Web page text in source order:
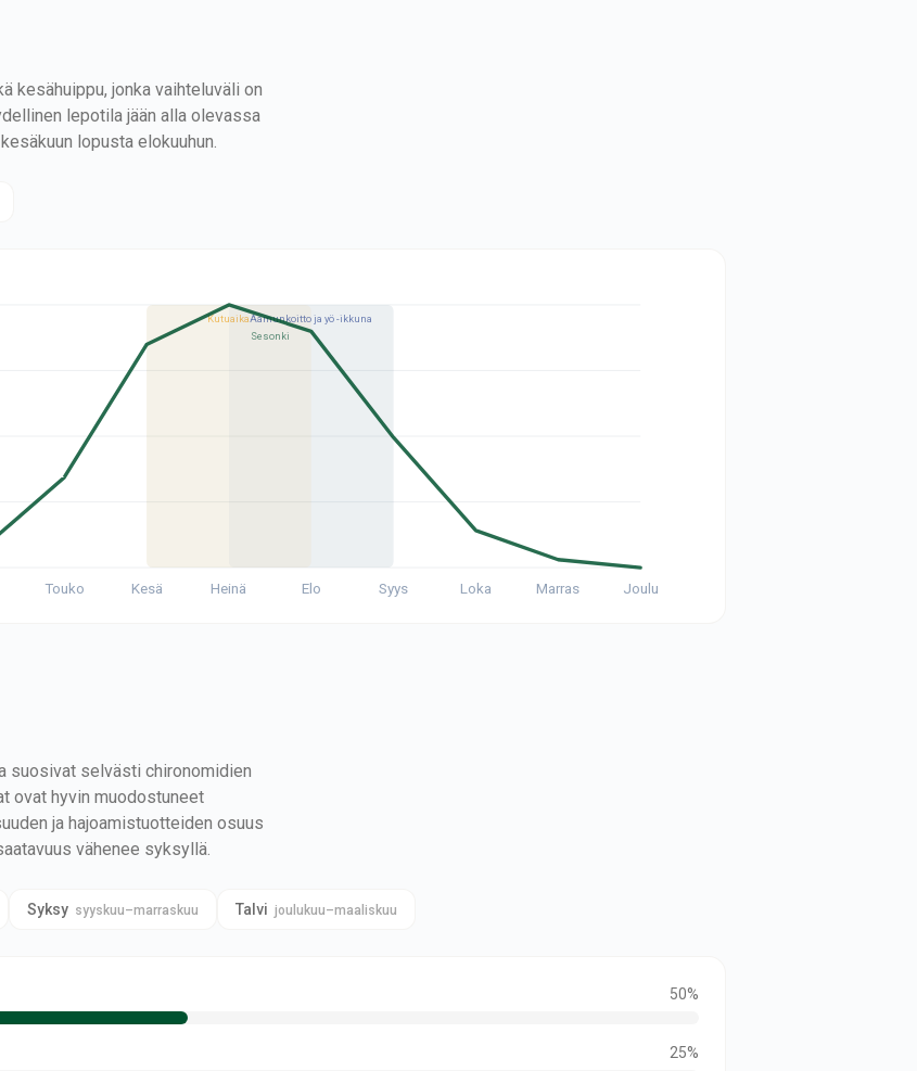
kesähuippu, jonka vaihteluväli on
lepotila jään alla olevassa
lopusta elokuuhun.
Kutuaika
Sesonki
Aamunkoitto ja yö -ikkuna
Touko Kesä Heinä Elo Syys Loka Marras Joulu
suosivat selvästi chironomidien
ovat hyvin muodostuneet
ja hajoamistuotteiden osuus
vähenee syksyllä.
Syksy syyskuu–marraskuu Talvi joulukuu–maaliskuu
50%
25%